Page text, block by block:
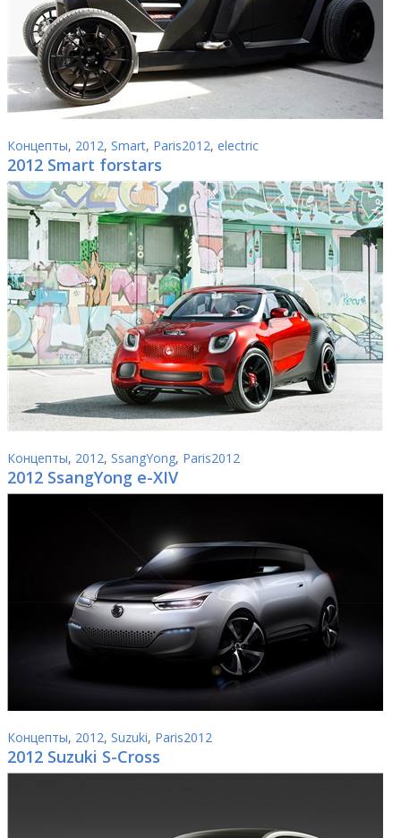
Концепты, 2012, Smart, Paris2012, electric
2012 Smart forstars
Концепты, 2012, SsangYong, Paris2012
2012 SsangYong e-XIV
Концепты, 2012, Suzuki, Paris2012
2012 Suzuki S-Cross